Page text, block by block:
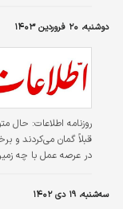
دوشنبه، ۲۰ فروردین ۱۴۰۳
روزنامه اطلاعات: حال
قبلاً گمان می‌کردند و
در عرصه عمل با چه
سه‌شنبه، ۱۹ دی ۱۴۰۲